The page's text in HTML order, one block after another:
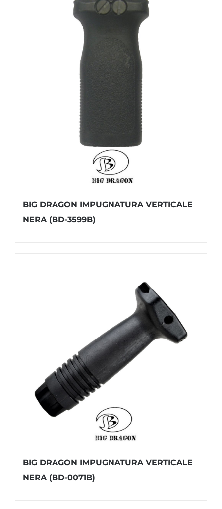
BIG DRAGON IMPUGNATURA VERTICALE
NERA (BD-3599B)
BIG DRAGON IMPUGNATURA VERTICALE
NERA (BD-0071B)